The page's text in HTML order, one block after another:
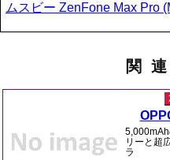
ムスビー ZenFone Max Pro
関
リーと超
ラ